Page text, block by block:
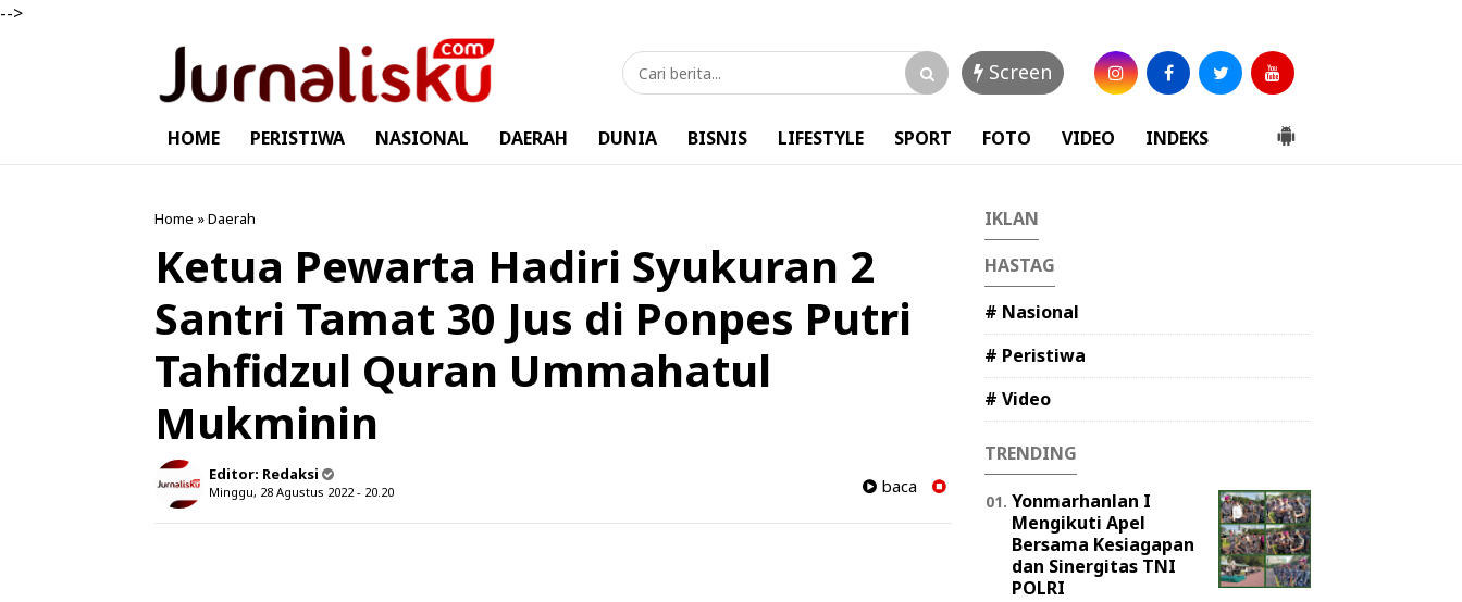
-->
Screen
HOME PERISTIWA NASIONAL DAERAH DUNIA BISNIS LIFESTYLE SPORT FOTO VIDEO INDEKS
Home »Daerah
Ketua Pewarta Hadiri Syukuran 2
Santri Tamat 30 Jus di Ponpes Putri
Tahfidzul Quran Ummahatul
Mukminin
Editor: Redaksi
Minggu, 28 Agustus 2022 - 20.20 baca
IKLAN
HASTAG
# Nasional
# Peristiwa
# Video
TRENDING
Yonmarhanlan I
Mengikuti Apel
Bersama Kesiagapan
dan Sinergitas TNI
POLRI